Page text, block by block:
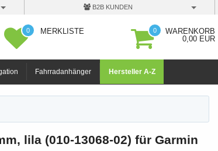
B2B KUNDEN
0 MERKLISTE 0
WARENKORB
0,00 EUR
Fahrradanhänger Hersteller A-Z
lila (010-13068-02) für Garmin